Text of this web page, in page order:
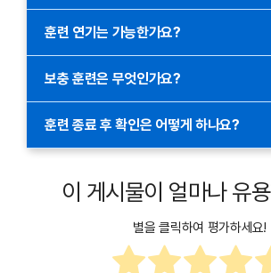
포함됩니다. 훈련은 실습과 이론으로 나뉘어 진행
훈련 연기는 가능한가요?
훈련 연기를 요청할 수 있습니다. 연기 요청은 정
있어야 승인됩니다.
보충 훈련은 무엇인가요?
추가 훈련입니다. 이는 정해진 날짜에만 참여할
훈련 종료 후 확인은 어떻게 하나요?
훈련이 끝난 후, 민방위 담당 부서나 정부24에
메시지가 전송됩니다.
이 게시물이 얼마나 유
별을 클릭하여 평가하세요!